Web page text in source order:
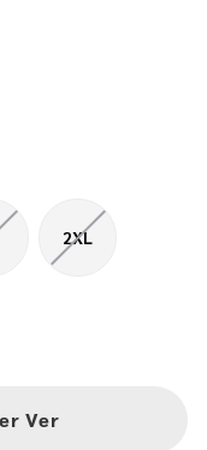
2XL
Ver